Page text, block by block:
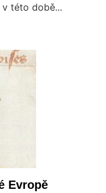
této době...
Evropě